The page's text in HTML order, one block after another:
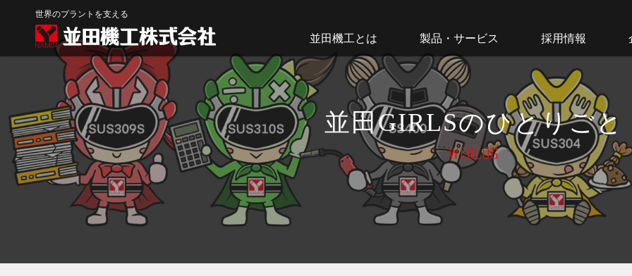
世界のプラントを支える
並田機工とは 製品・サービス 採用情報
並田GIRLSのひとりごと
WEBLOG